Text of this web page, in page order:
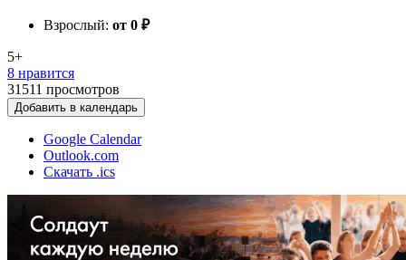
Взрослый: от 0 ₽
5+
8 нравится
31511 просмотров
Добавить в календарь
Google Calendar
Outlook.com
Скачать .ics